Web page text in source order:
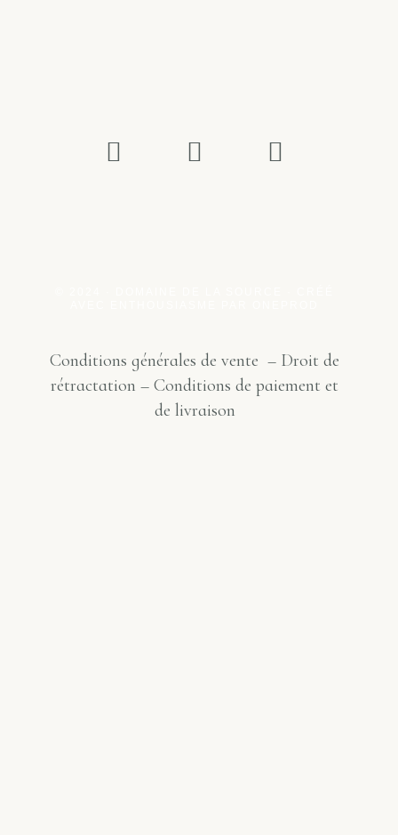
Conditions générales de vente – Droit de
rétractation – Conditions de paiement et
de livraison